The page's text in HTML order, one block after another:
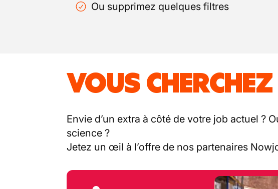
Ou supprimez quelques filtres
VOUS
Envie d’un extra à côté de votre job actuel ?
science ?
Jetez un œil à l’offre de nos partenaires